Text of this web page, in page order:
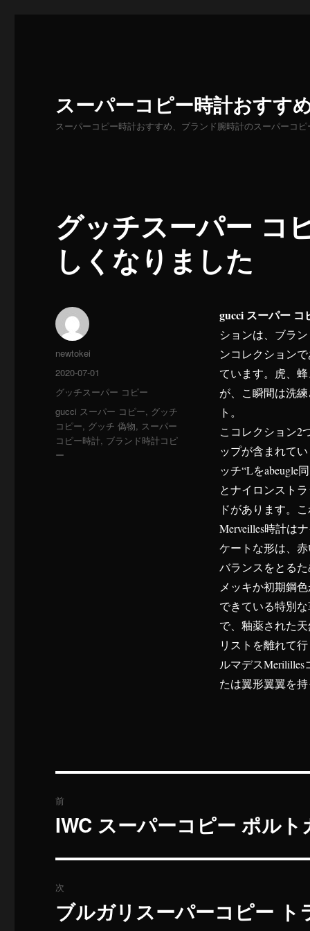
スーパーコピー時計おすす
スーパーコピー時計おすすめ、ブランド腕時計のスーパーコ
グッチスーパー コ
しくなりました
gucci スーパー コ
ションは、ブラ
ンコレクション
ています。虎、
が、こ瞬間は洗
ト。
こコレクション2
ップが含まれて
ッチ“Lをabeugle
とナイロンスト
ドがあります。
Merveilles時計は
ケートな形は、
バランスをとる
メッキか初期鋼
できている特別
で、釉薬された
リストを離れて
ルマデス
たは翼形翼翼を持
投
稿
newtokei
投
稿
日:
2020-07-01
カ
ゴ
リ
グッチスーパー コピー
タ
グ
gucci スーパー コピー, グッチ
コピー, グッチ 偽物, スーパー
コピー時計, ブランド時計コピ
ー
稿
ゲ
前
過
の
投
IWC スーパーコピー ポル
次
次
ブルガリスーパーコピー